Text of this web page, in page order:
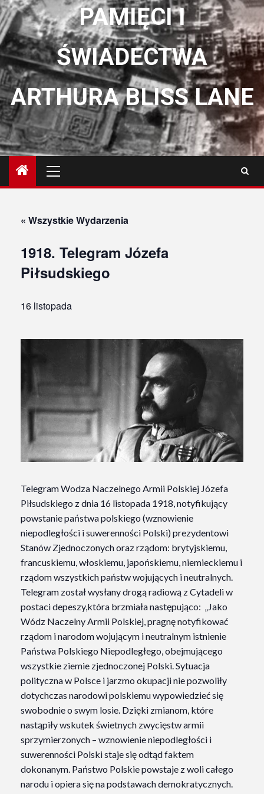
PAMIĘCI I
ŚWIADECTWA
ARTHURA BLISS LANE
główne
« Wszystkie Wydarzenia
1918. Telegram Józefa
Piłsudskiego
16 listopada
Telegram Wodza Naczelnego Armii Polskiej Józefa
Piłsudskiego z dnia 16 listopada 1918, notyfikujący
powstanie państwa polskiego (wznowienie
niepodległości i suwerenności Polski) prezydentowi
Stanów Zjednoczonych oraz rządom: brytyjskiemu,
francuskiemu, włoskiemu, japońskiemu, niemieckiemu i
rządom wszystkich państw wojujących i neutralnych.
Telegram został wysłanydrogą radiową z Cytadeli w
postaci depeszy,która brzmiała następująco: „Jako
Wódz Naczelny Armii Polskiej, pragnę notyfikować
rządom i narodom wojującym i neutralnym istnienie
Państwa Polskiego Niepodległego, obejmującego
wszystkie ziemie zjednoczonej Polski. Sytuacja
polityczna w Polsce i jarzmo okupacji nie pozwoliły
dotychczas narodowi polskiemu wypowiedzieć się
swobodnie o swym losie. Dzięki zmianom, które
nastąpiły wskutek świetnych zwycięstw armii
sprzymierzonych – wznowienie niepodległości i
suwerenności Polski staje się odtąd faktem
dokonanym. Państwo Polskie powstaje z woli całego
narodu i opiera się na podstawach demokratycznych.